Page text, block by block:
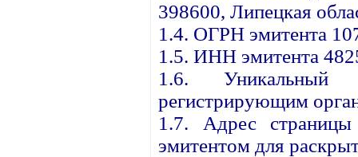
398600, Липецкая
1.4. ОГРН эмитента
1.5. ИНН эмитента
1.6. Уникальный
регистрирующим
1.7. Адрес страницы
эмитентом для